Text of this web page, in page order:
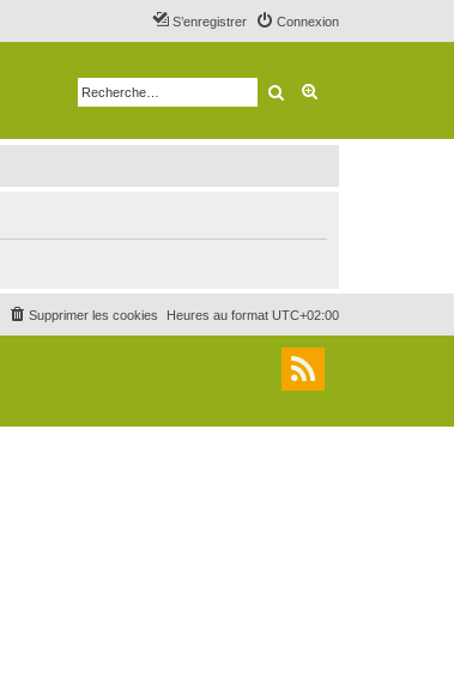
Connexion
S’enregistrer
Rechercher
Heures au format UTC+02:00
Supprimer les cookies